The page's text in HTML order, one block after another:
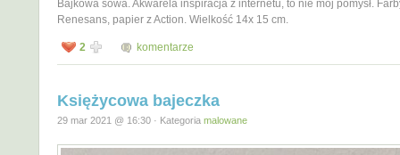
Bajkowa sowa. Akwarela inspiracja z internetu, to nie mój pomysł.
Renesans, papier z Action. Wielkość 14x 15 cm.
2 komentarze
Księżycowa bajeczka
29 mar 2021 @ 16:30 · Kategoria malowane